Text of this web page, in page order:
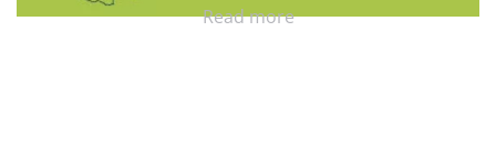
Read more